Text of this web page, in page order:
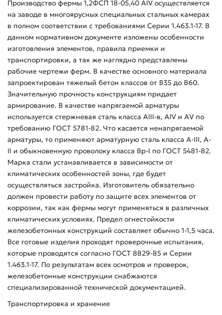
Производство фермы 1,2ФСП 18-05,40 АIV осуществляется
на заводе в многоярусных специальных стальных камерах
в полном соответствии с требованиями Серии 1.463.1-17. В
данном нормативном документе изложены особенности
изготовления элементов, правила приемки и
транспортировки, а так же наглядно представлены
рабочие чертежи ферм. В качестве основного материала
запроектирован тяжелый бетон классов от B35 до B60.
Значительную прочность конструкциям придает
армирование. В качестве напрягаемой арматуры
используется стержневая сталь класса AIII-в, AIV и AV по
требованию ГОСТ 5781-82. Что касается ненапрягаемой
арматуры, то применяют арматурную сталь класса A-III, A-
II и обыкновенную проволоку класса Bp-I по ГОСТ 5481-82.
Марка стали устанавливается в зависимости от
климатических особенностей зоны, где будет
осуществляться застройка. Изготовитель обязательно
должен провести работу по защите всех элементов от
коррозии, так как фермы могут применяться в различных
климатических условиях. Предел огнестойкости
железобетонных конструкций составляет обычно 1-1,5 часа.
Все готовые изделия проходят проверочные испытания,
которые проводятся согласно ГОСТ 8829-85 и Серии
1.463.1-17. По результатам всех осмотров и проверок,
железобетонные конструкции снабжаются
специализированной технической документацией.
Транспортировка и хранение